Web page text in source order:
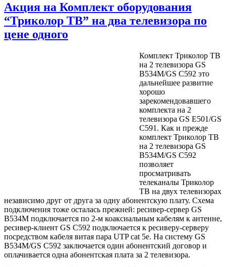
Акция на Комплект оборудования
“Триколор ТВ” на два телевизора по
цене одного
Комплект Триколор ТВ
на 2 телевизора GS
B534M/GS C592 это
дальнейшее развитие
хорошо
зарекомендовавшего
комплекта на 2
телевизора GS E501/GS
C591. Как и прежде
комплект Триколор ТВ
на 2 телевизора GS
B534M/GS C592
позволяет
просматривать
телеканалы Триколор
ТВ на двух телевизорах
независимо друг от друга за одну абонентскую плату. Схема
подключения тоже осталась прежней: ресивер-сервер GS
B534M подключается по 2-м коаксиальным кабелям к антенне,
ресивер-клиент GS C592 подключается к ресиверу-серверу
посредством кабеля витая пара UTP cat 5e. На систему GS
B534M/GS C592 заключается один абонентский договор и
оплачивается одна абонентская плата за 2 телевизора.